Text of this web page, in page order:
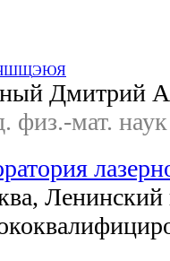
ШЩЭЮЯ
Дмитрий
физ.-мат. наук
Ленинский